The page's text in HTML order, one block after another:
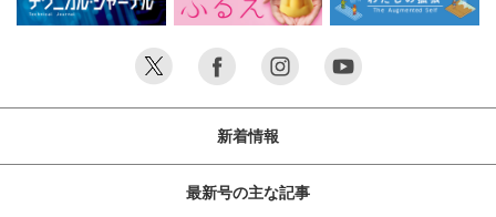
新着情報
最新号の主な記事